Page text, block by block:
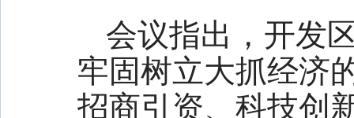
会议指出，开发
牢固树立大抓经济
招商引资、科技创